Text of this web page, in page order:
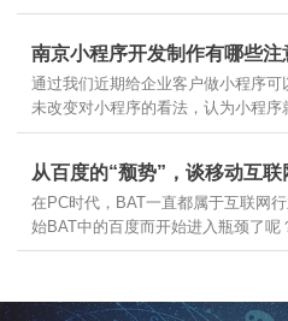
枢纽。南京江宁从东西南三面环抱
站建设有哪些需要注意的细节？
南京小程序开发制作有哪些注
通过我们近期给企业客户做小程序
未改变对小程序的看法，认为小程
多客户都让我们按照手机站的样式
大家分享下，那么小程序制作有哪些
从百度的“颓势”，谈移动互
在PC时代，BAT一直都属于互联网
始BAT中的百度而开始进入瓶颈了
一个互联网企业可以保证10年之内
析，互联网发展的趋势和前景